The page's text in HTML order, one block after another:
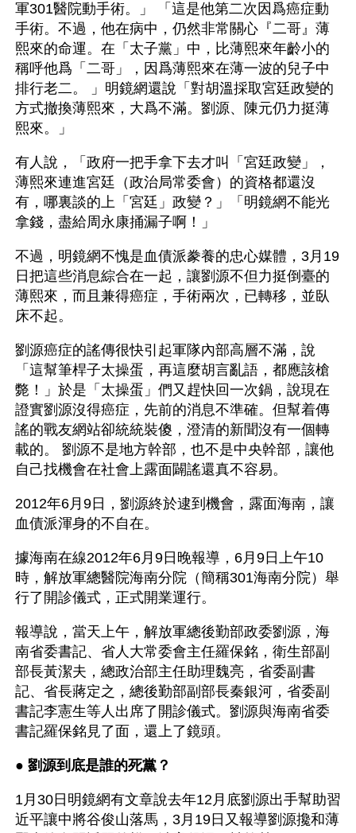
軍301醫院動手術。」 「這是他第二次因爲癌症動
手術。不過，他在病中，仍然非常關心『二哥』薄
熙來的命運。在「太子黨」中，比薄熙來年齡小的
稱呼他爲「二哥」，因爲薄熙來在薄一波的兒子中
排行老二。 」明鏡網還說「對胡溫採取宮廷政變的
方式撤換薄熙來，大爲不滿。劉源、陳元仍力挺薄
熙來。」
有人說，「政府一把手拿下去才叫「宮廷政變」，
薄熙來連進宮廷（政治局常委會）的資格都還沒
有，哪裏談的上「宮廷」政變？」「明鏡網不能光
拿錢，盡給周永康捅漏子啊！」
不過，明鏡網不愧是血債派豢養的忠心媒體，3月19
日把這些消息綜合在一起，讓劉源不但力挺倒臺的
薄熙來，而且兼得癌症，手術兩次，已轉移，並臥
床不起。
劉源癌症的謠傳很快引起軍隊內部高層不滿，說
「這幫筆桿子太操蛋，再這麼胡言亂語，都應該槍
斃！」於是「太操蛋」們又趕快回一次鍋，說現在
證實劉源沒得癌症，先前的消息不準確。但幫着傳
謠的戰友網站卻統統裝傻，澄清的新聞沒有一個轉
載的。 劉源不是地方幹部，也不是中央幹部，讓他
自己找機會在社會上露面闢謠還真不容易。
2012年6月9日，劉源終於逮到機會，露面海南，讓
血債派渾身的不自在。
據海南在線2012年6月9日晚報導，6月9日上午10
時，解放軍總醫院海南分院（簡稱301海南分院）舉
行了開診儀式，正式開業運行。
報導說，當天上午，解放軍總後勤部政委劉源，海
南省委書記、省人大常委會主任羅保銘，衛生部副
部長黃潔夫，總政治部主任助理魏亮，省委副書
記、省長蔣定之，總後勤部副部長秦銀河，省委副
書記李憲生等人出席了開診儀式。劉源與海南省委
書記羅保銘見了面，還上了鏡頭。
● 劉源到底是誰的死黨？
1月30日明鏡網有文章說去年12月底劉源出手幫助習
近平讓中將谷俊山落馬，3月19日又報導劉源攙和薄